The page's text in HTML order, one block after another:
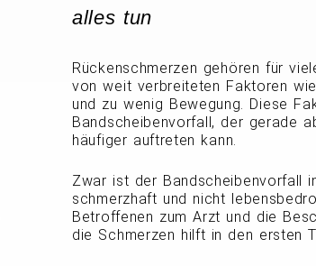
alles tun
Rückenschmerzen gehören für
von weit verbreiteten Faktoren
und zu wenig Bewegung. Diese
Bandscheibenvorfall, der gerade
häufiger auftreten kann.
Zwar ist der Bandscheibenvorfall
schmerzhaft und nicht
Betroffenen zum Arzt und die
die Schmerzen hilft in den ersten